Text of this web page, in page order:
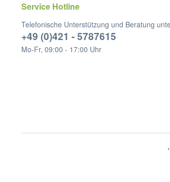
Service Hotline
Telefonische Unterstützung und Beratung
+49 (0)421 - 5787615
Mo-Fr, 09:00 - 17:00 Uhr